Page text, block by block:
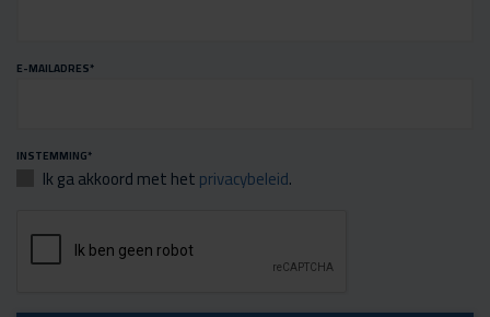
E-MAILADRES*
INSTEMMING*
Ik ga akkoord met hetprivacybeleid.